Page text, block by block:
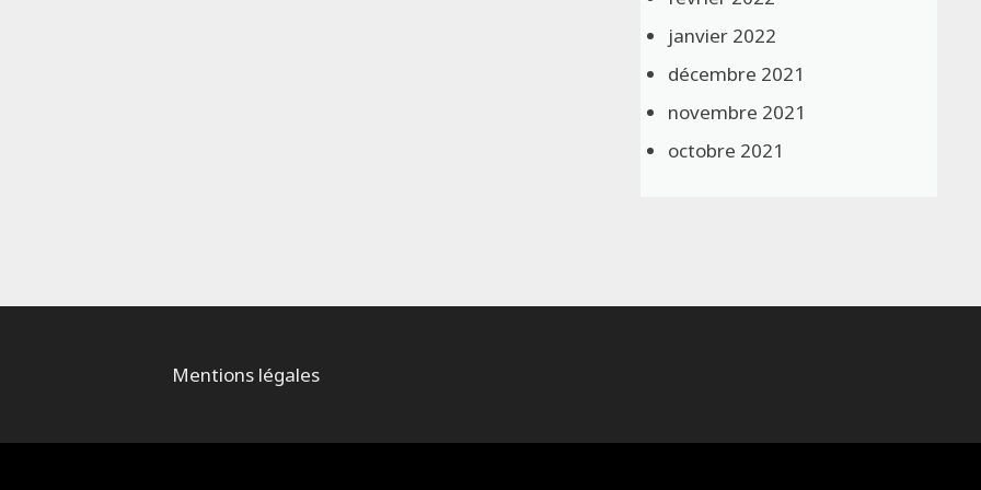
janvier 2022
décembre 2021
novembre 2021
octobre 2021
Mentions légales